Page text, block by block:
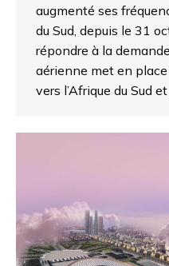
augmenté ses
du Sud, depuis le 31
répondre à la
aérienne met en
vers l’Afrique du Sud